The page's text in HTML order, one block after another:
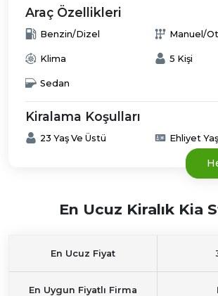
Araç Özellikleri
Benzin/Dizel Manuel/
Klima 5 Kişi
Sedan
Kiralama Koşulları
23 Yaş Ve Üstü Ehliyet
En Ucuz Kiralık Kia
En Ucuz Fiyat
En Uygun Fiyatlı Firma